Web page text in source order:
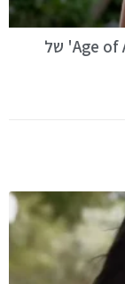
הכירו את הנשים מהסדרה 'Age of Attraction' של